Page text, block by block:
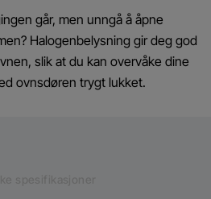
går, men unngå å åpne
Halogenbelysning gir deg god
slik at du kan overvåke dine
ovnsdøren trygt lukket.